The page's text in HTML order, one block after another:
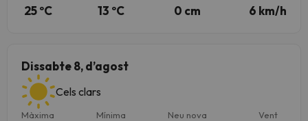
25 ºC 13 ºC 0 cm 6 km/h
Dissabte 8, d’agost
Cels clars
Màxima Mínima Neu nova Vent